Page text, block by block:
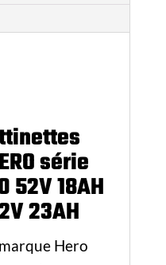
série
52V 18AH
23AH
Hero